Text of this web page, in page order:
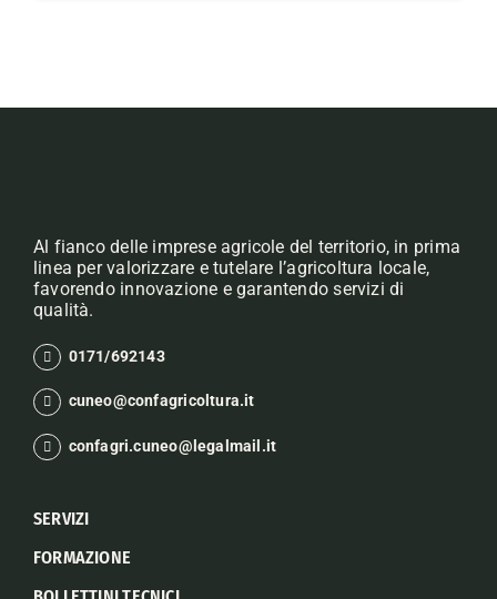
Al fianco delle imprese agricole del territorio, in prima
linea per valorizzare e tutelare l’agricoltura locale,
favorendo innovazione e garantendo servizi di
qualità.
0171/692143
cuneo@confagricoltura.it
confagri.cuneo@legalmail.it
SERVIZI
FORMAZIONE